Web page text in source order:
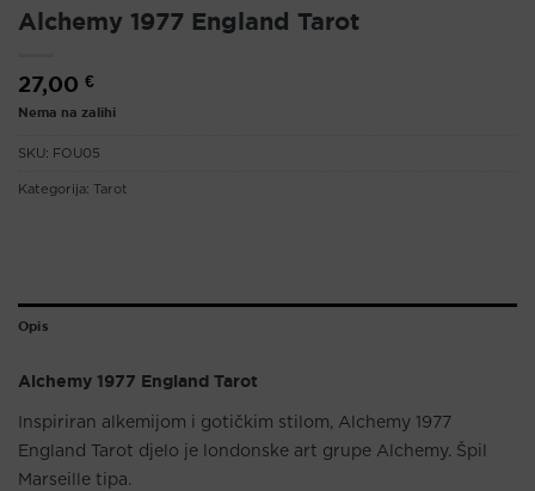
Alchemy 1977 England Tarot
27,00 €
Nema na zalihi
SKU: FOU05
Kategorija: Tarot
Opis
Alchemy 1977 England Tarot
Inspiriran alkemijom i gotičkim stilom, Alchemy 1977
England Tarot djelo je londonske art grupe Alchemy. Špil
Marseille tipa.